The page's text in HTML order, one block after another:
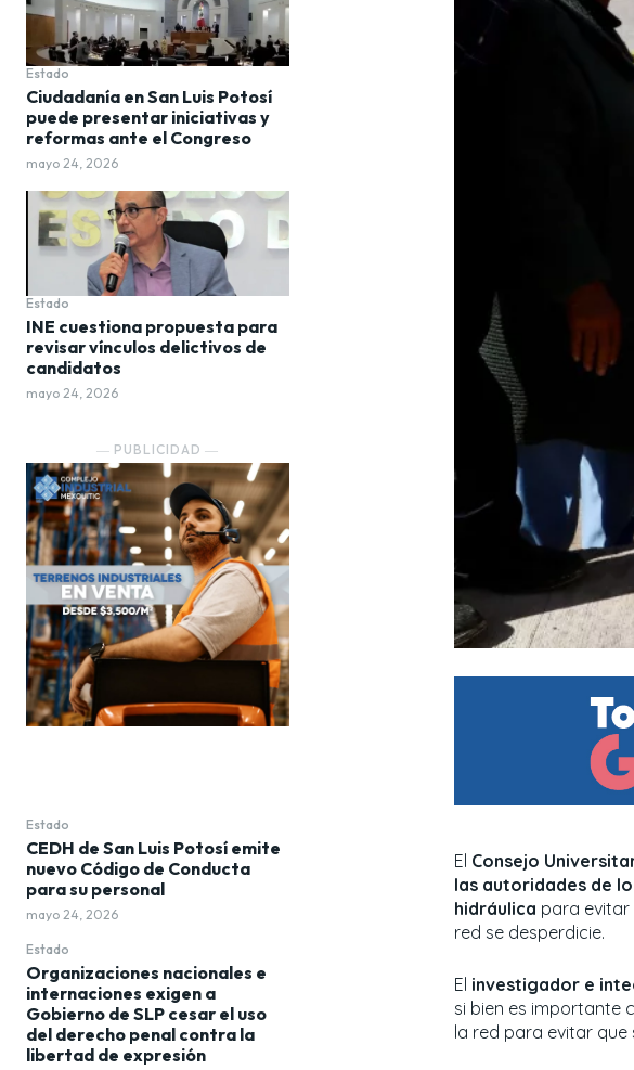
Estado
Ciudadanía en San Luis Potosí
puede presentar iniciativas y
reformas ante el Congreso
mayo 24, 2026
Estado
INE cuestiona propuesta para
revisar vínculos delictivos de
candidatos
mayo 24, 2026
― PUBLICIDAD ―
Estado
CEDH de San Luis Potosí emite
nuevo Código de Conducta
para su personal
mayo 24, 2026
Estado
Organizaciones nacionales e
internaciones exigen a
Gobierno de SLP cesar el uso
del derecho penal contra la
libertad de expresión
El Consejo
las autoridades de
hidráulica para evitar
red se desperdicie.
El investigador e
si bien es importante
la red para evitar que